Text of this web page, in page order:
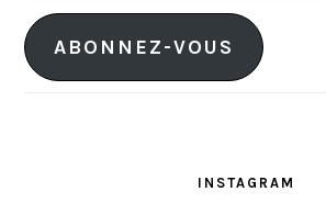
r
e
ABONNEZ-VOUS
INSTAGRAM